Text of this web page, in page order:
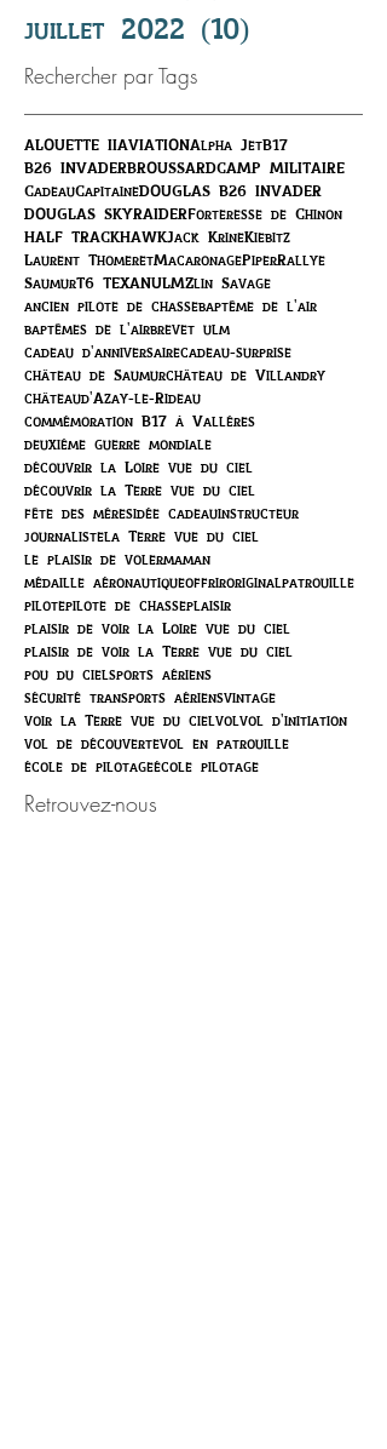
juillet 2022 (10)
Rechercher par Tags
ALOUETTE IIAVIATIONAlpha JetB17
B26 INVADERBROUSSARDCAMP MILITAIRE
CadeauCapitaineDOUGLAS B26 INVADER
DOUGLAS SKYRAIDERForteresse de Chinon
HALF TRACKHAWKJack KrineKiebitz
Laurent ThomeretMacaronagePiperRallye
SaumurT6 TEXANULMZlin Savage
ancien pilote de chassebaptême de l'air
baptêmes de l'airbrevet ulm
cadeau d'anniversairecadeau-surprise
château de Saumurchâteau de Villandry
châteaud'Azay-le-Rideau
commémoration B17 à Vallères
deuxième guerre mondiale
découvrir la Loire vue du ciel
découvrir la Terre vue du ciel
fête des mèresidée cadeauinstructeur
journalistela Terre vue du ciel
le plaisir de volermaman
médaille aéronautiqueoffriroriginalpatrouille
pilotepilote de chasseplaisir
plaisir de voir la Loire vue du ciel
plaisir de voir la Terre vue du ciel
pou du cielsports aériens
sécurité transports aériensvintage
voir la Terre vue du cielvolvol d'initiation
vol de découvertevol en patrouille
école de pilotageécole pilotage
Retrouvez-nous